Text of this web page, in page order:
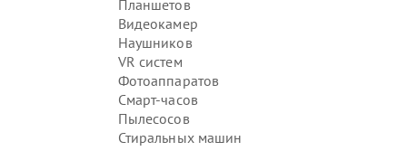
Планшетов
Видеокамер
Наушников
VR систем
Фотоаппаратов
Смарт-часов
Пылесосов
Стиральных машин